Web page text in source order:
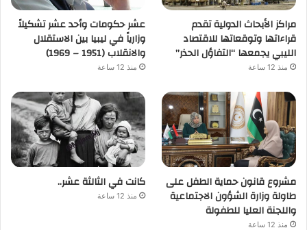
مراكز الأبحاث الدولية تقدم
قراءاتها وتوقعاتها للاقتصاد
الليبي يجمعها “التفاؤل الحذر”
منذ 12 ساعة
عشر حكومات وأحد عشر تشكيلاً
وزارياً في ليبيا بين الاستقلال
والانقلاب (1951 – 1969)
منذ 12 ساعة
مشروع قانون حماية الطفل على
طاولة وزارة الشؤون الاجتماعية
واللجنة العليا للطفولة
منذ 12 ساعة
كانت في الثالثة عشر..
منذ 12 ساعة